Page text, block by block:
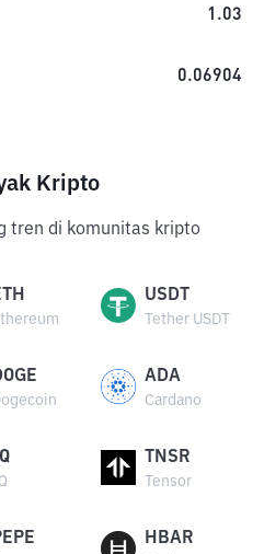
1.03
0.06904
Kripto
tren di komunitas kripto
USDT
Tether USDT
ADA
Cardano
TNSR
Tensor
HBAR